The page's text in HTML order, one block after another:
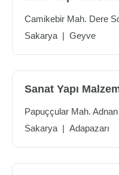
Camikebir Mah. Dere
Sakarya | Geyve
Sanat Yapı
Papuççular Mah.
Sakarya | Adapazarı